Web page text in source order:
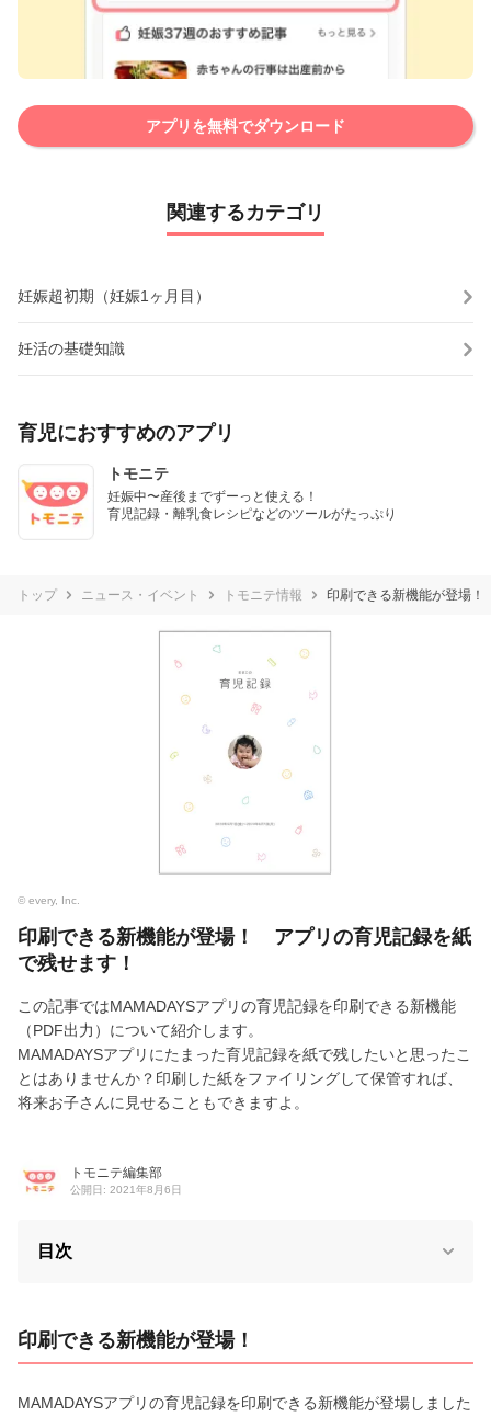
アプリを無料でダウンロード
関連するカテゴリ
妊娠超初期（妊娠1ヶ月目）
妊活の基礎知識
育児におすすめのアプリ
トモニテ
妊娠中〜産後までずーっと使える！
育児記録・離乳食レシピなどのツールがたっぷり
トップ ニュース・イベント トモニテ情報 印刷できる新機能が登場
© every, Inc.
印刷できる新機能が登場！ アプリの育児記録を紙
で残せます！
この記事ではMAMADAYSアプリの育児記録を印刷できる新機能
（PDF出力）について紹介します。
MAMADAYSアプリにたまった育児記録を紙で残したいと思ったこ
とはありませんか？印刷した紙をファイリングして保管すれば、
将来お子さんに見せることもできますよ。
トモニテ編集部
公開日: 2021年8月6日
目次
印刷できる新機能が登場！
MAMADAYSアプリの育児記録を印刷できる新機能が登場しました